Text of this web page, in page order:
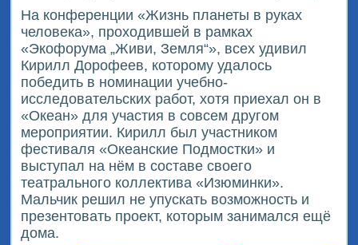
На конференции «Жизнь планеты в руках
человека», проходившей в рамках
«Экофорума „Живи, Земля“», всех удивил
Кирилл Дорофеев, которому удалось
победить в номинации учебно-
исследовательских работ, хотя приехал он в
«Океан» для участия в совсем другом
мероприятии. Кирилл был участником
фестиваля «Океанские Подмостки» и
выступал на нём в составе своего
театрального коллектива «Изюминки».
Мальчик решил не упускать возможность и
презентовать проект, которым занимался ещё
дома.